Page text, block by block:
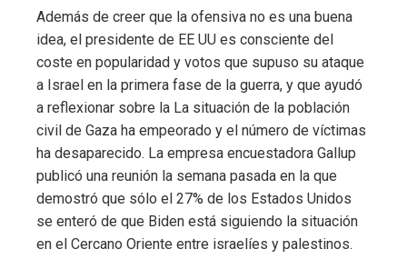
Además de creer que la ofensiva no es una buena
idea, el presidente de EE UU es consciente del
coste en popularidad y votos que supuso su ataque
a Israel en la primera fase de la guerra, y que ayudó
a reflexionar sobre la La situación de la población
civil de Gaza ha empeorado y el número de víctimas
ha desaparecido. La empresa encuestadora Gallup
publicó una reunión la semana pasada en la que
demostró que sólo el 27% de los Estados Unidos
se enteró de que Biden está siguiendo la situación
en el Cercano Oriente entre israelíes y palestinos.